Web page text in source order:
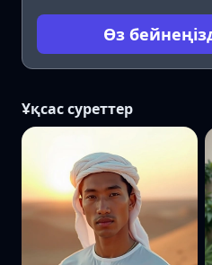
Өз
Ұқсас суреттер